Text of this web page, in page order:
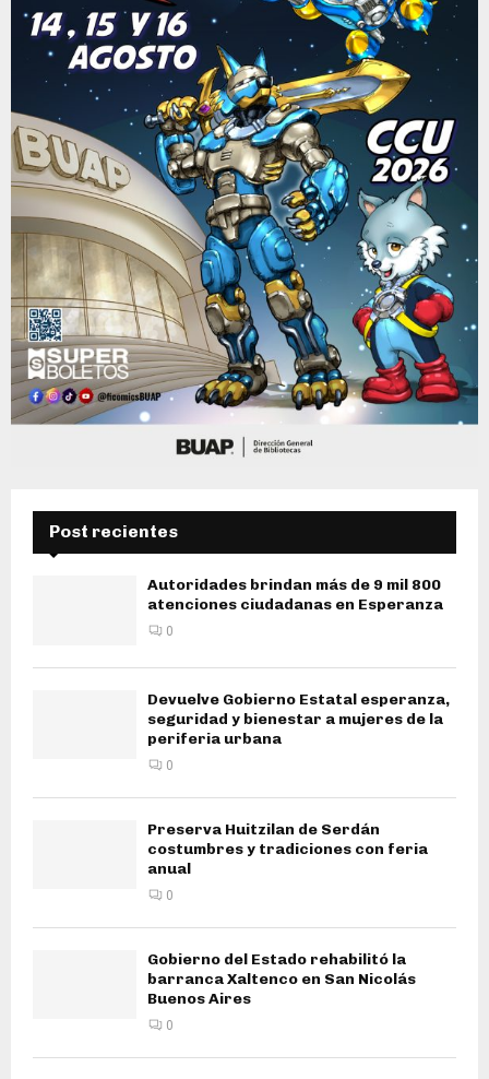
Post recientes
Autoridades brindan más de 9 mil 800
atenciones ciudadanas en Esperanza
0
Devuelve Gobierno Estatal esperanza,
seguridad y bienestar a mujeres de la
periferia urbana
0
Preserva Huitzilan de Serdán
costumbres y tradiciones con feria
anual
0
Gobierno del Estado rehabilitó la
barranca Xaltenco en San Nicolás
Buenos Aires
0